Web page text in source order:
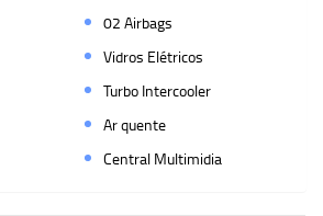
02 Airbags
Vidros Elétricos
Turbo Intercooler
Ar quente
Central Multimidia